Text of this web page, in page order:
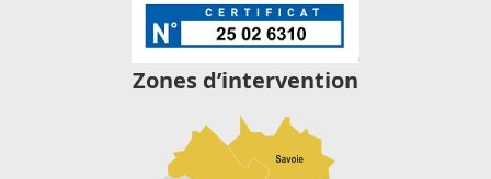
Zones d’intervention